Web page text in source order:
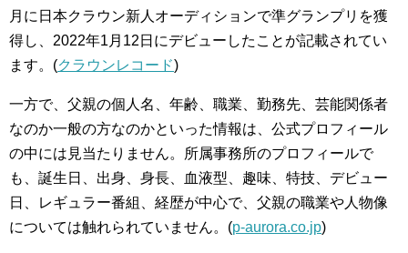
月に日本クラウン新人オーディションで準グランプリを獲
得し、2022年1月12日にデビューしたことが記載されてい
ます。(クラウンレコード)
一方で、父親の個人名、年齢、職業、勤務先、芸能関係者
なのか一般の方なのかといった情報は、公式プロフィール
の中には見当たりません。所属事務所のプロフィールで
も、誕生日、出身、身長、血液型、趣味、特技、デビュー
日、レギュラー番組、経歴が中心で、父親の職業や人物像
については触れられていません。(p-aurora.co.jp)